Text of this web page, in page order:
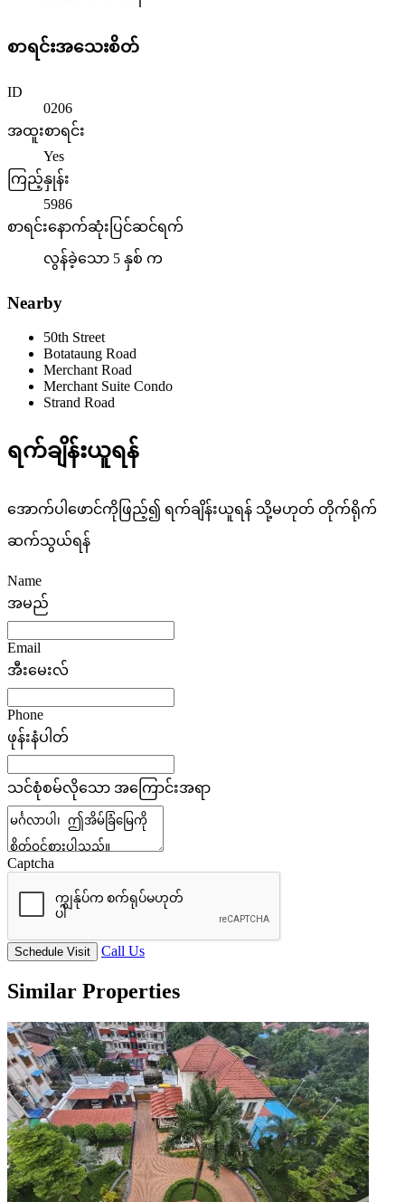
စာရင်းအသေးစိတ်
ID
0206
အထူးစာရင်း
Yes
ကြည့်နှုန်း
5986
စာရင်းနောက်ဆုံးပြင်ဆင်ရက်
လွန်ခဲ့သော 5 နှစ် က
Nearby
50th Street
Botataung Road
Merchant Road
Merchant Suite Condo
Strand Road
ရက်ချိန်းယူရန်
အောက်ပါဖောင်ကိုဖြည့်၍ ရက်ချိန်းယူရန် သို့မဟုတ် တိုက်ရိုက်
ဆက်သွယ်ရန်
Name
အမည်
Email
အီးမေးလ်
Phone
ဖုန်းနံပါတ်
သင်စုံစမ်လိုသော အကြောင်းအရာ
Captcha
Schedule Visit Call Us
Similar Properties